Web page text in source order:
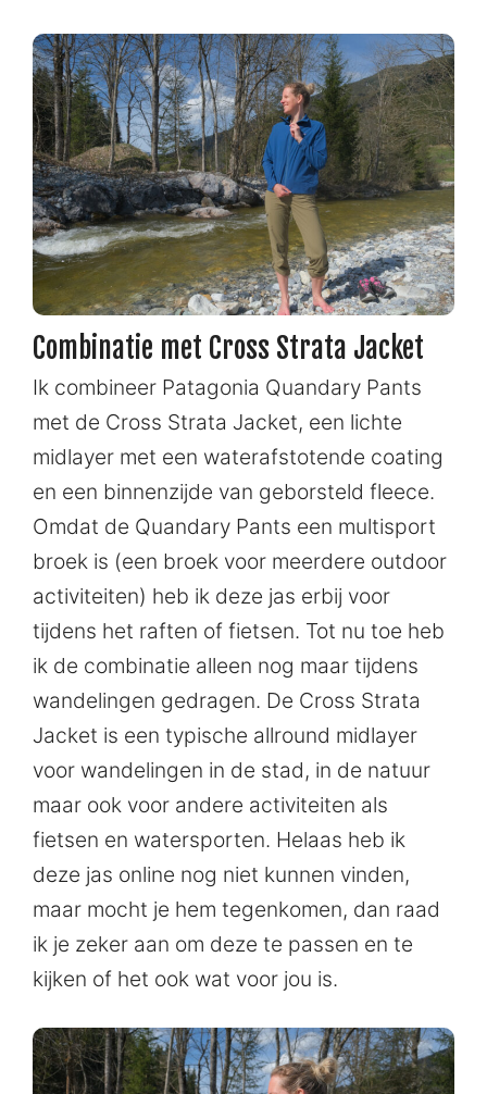
Combinatie met Cross Strata Jacket
Ik combineer Patagonia Quandary Pants
met de Cross Strata Jacket, een lichte
midlayer met een waterafstotende coating
en een binnenzijde van geborsteld fleece.
Omdat de Quandary Pants een multisport
broek is (een broek voor meerdere outdoor
activiteiten) heb ik deze jas erbij voor
tijdens het raften of fietsen. Tot nu toe heb
ik de combinatie alleen nog maar tijdens
wandelingen gedragen. De Cross Strata
Jacket is een typische allround midlayer
voor wandelingen in de stad, in de natuur
maar ook voor andere activiteiten als
fietsen en watersporten. Helaas heb ik
deze jas online nog niet kunnen vinden,
maar mocht je hem tegenkomen, dan raad
ik je zeker aan om deze te passen en te
kijken of het ook wat voor jou is.